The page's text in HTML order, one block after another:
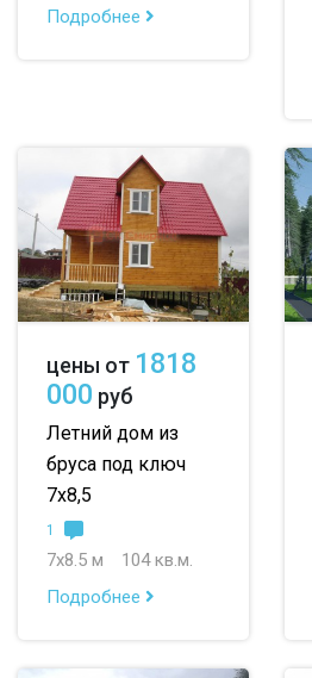
Подробнее
цены от 1818
000 руб
Летний дом из
бруса под ключ
7х8,5
1
7х8.5 м
104 кв.м.
Подробнее